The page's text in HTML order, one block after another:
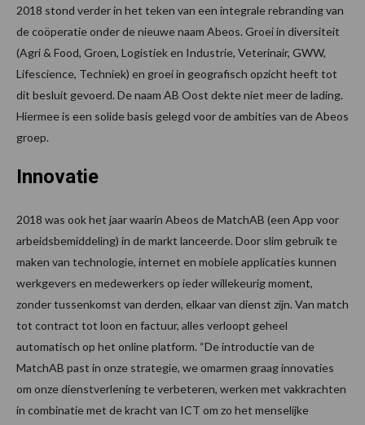
2018 stond verder in het teken van een integrale rebranding van
de coöperatie onder de nieuwe naam Abeos. Groei in diversiteit
(Agri & Food, Groen, Logistiek en Industrie, Veterinair, GWW,
Lifescience, Techniek) en groei in geografisch opzicht heeft tot
dit besluit gevoerd. De naam AB Oost dekte niet meer de lading.
Hiermee is een solide basis gelegd voor de ambities van de Abeos
groep.
Innovatie
2018 was ook het jaar waarin Abeos de MatchAB (een App voor
arbeidsbemiddeling) in de markt lanceerde. Door slim gebruik te
maken van technologie, internet en mobiele applicaties kunnen
werkgevers en medewerkers op ieder willekeurig moment,
zonder tussenkomst van derden, elkaar van dienst zijn. Van match
tot contract tot loon en factuur, alles verloopt geheel
automatisch op het online platform. “De introductie van de
MatchAB past in onze strategie, we omarmen graag innovaties
om onze dienstverlening te verbeteren, werken met vakkrachten
in combinatie met de kracht van ICT om zo het menselijke